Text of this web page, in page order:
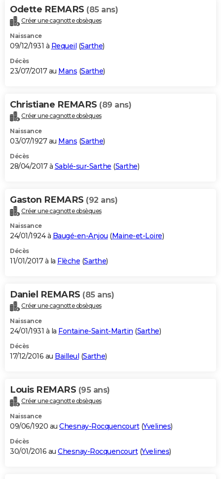
Odette REMARS (85 ans)
Créer une cagnotte obsèques
Naissance
09/12/1931 à Requeil (Sarthe)
Décès
23/07/2017 au Mans (Sarthe)
Christiane REMARS (89 ans)
Créer une cagnotte obsèques
Naissance
03/07/1927 au Mans (Sarthe)
Décès
28/04/2017 à Sablé-sur-Sarthe (Sarthe)
Gaston REMARS (92 ans)
Créer une cagnotte obsèques
Naissance
24/01/1924 à Baugé-en-Anjou (Maine-et-Loire)
Décès
11/01/2017 à la Flèche (Sarthe)
Daniel REMARS (85 ans)
Créer une cagnotte obsèques
Naissance
24/01/1931 à la Fontaine-Saint-Martin (Sarthe)
Décès
17/12/2016 au Bailleul (Sarthe)
Louis REMARS (95 ans)
Créer une cagnotte obsèques
Naissance
09/06/1920 au Chesnay-Rocquencourt(Yvelines)
Décès
30/01/2016 au Chesnay-Rocquencourt(Yvelines)